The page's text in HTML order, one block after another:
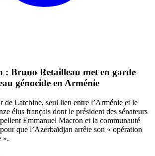
Bruno Retailleau met en garde
génocide en Arménie
de Latchine, seul lien entre l’Arménie et le
élus français dont le président des sénateurs
Emmanuel Macron et la communauté
que l’Azerbaïdjan arrête son « opération
».